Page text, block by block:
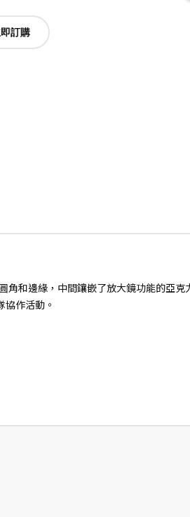
訂購
角和邊緣，中間鑲嵌了放大鏡功能的亞
作活動。